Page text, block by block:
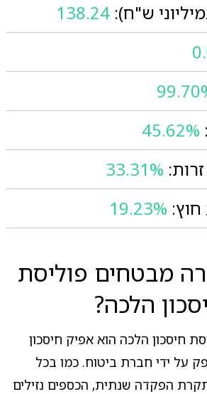
ש"ח): 138.24
45.62%
33.31%
19.23%
מבטחים פוליסת
הלכה?
חיסכון הלכה הוא אפיק חיסכון
על ידי חברת ביטוח. כמו בכל
תקרת הפקדה שנתית, הכספים נזילים